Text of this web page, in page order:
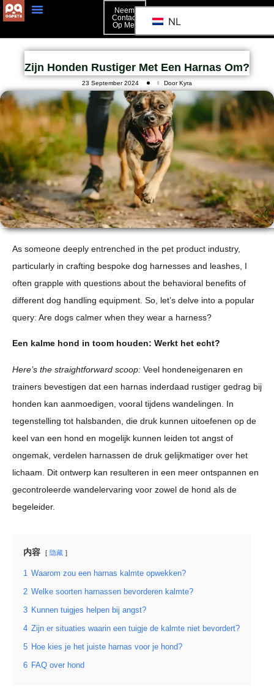
Neem
Contact
Op Met
NL
Zijn Honden Rustiger Met Een Harnas Om?
23 September 2024 Door Kyra
As someone deeply entrenched in the pet product industry,
particularly in crafting bespoke dog harnesses and leashes, I
often grapple with questions about the behavioral benefits of
different dog handling equipment. So, let’s delve into a popular
query: Are dogs calmer when they wear a harness?
Een kalme hond in toom houden: Werkt het echt?
Here’s the straightforward scoop: Veel hondeneigenaren en
trainers bevestigen dat een harnas inderdaad rustiger gedrag bij
honden kan aanmoedigen, vooral tijdens wandelingen. In
tegenstelling tot halsbanden, die druk kunnen uitoefenen op de
keel van een hond en mogelijk kunnen leiden tot angst of
ongemak, verdelen harnassen de druk gelijkmatiger over het
lichaam. Dit ontwerp kan resulteren in een meer ontspannen en
gecontroleerde wandelervaring voor zowel de hond als de
begeleider.
内容 隐藏
1 Waarom zou een harnas kalmte opwekken?
2 Welke soorten harnassen bevorderen kalmte?
3 Kunnen tuigjes helpen bij angst?
4 Zijn er situaties waarin een tuigje de kalmte niet bevordert?
5 Hoe kies je het juiste harnas voor je hond?
6 FAQ over hond